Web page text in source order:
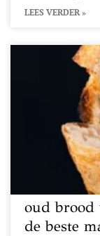
LEES VERDER »
oud brood
de beste